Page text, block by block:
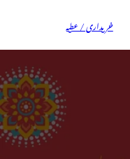
خریداری / عطیہ